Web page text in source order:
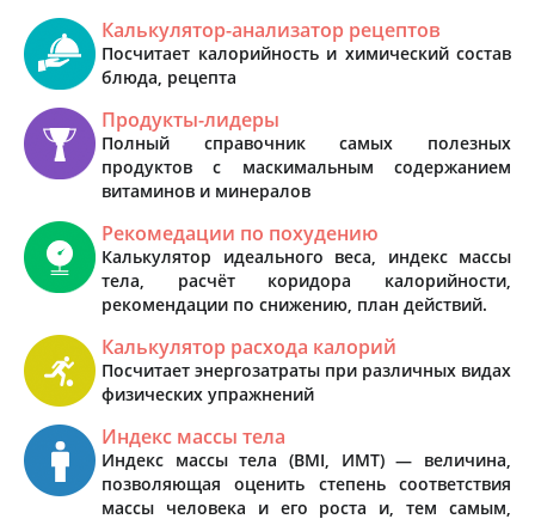
Калькулятор-анализатор рецептов
Посчитает калорийность и химический состав
блюда, рецепта
Продукты-лидеры
Полный справочник самых полезных
продуктов с маскимальным содержанием
витаминов и минералов
Рекомедации по похудению
Калькулятор идеального веса, индекс массы
тела, расчёт коридора калорийности,
рекомендации по снижению, план действий.
Калькулятор расхода калорий
Посчитает энергозатраты при различных видах
физических упражнений
Индекс массы тела
Индекс массы тела (BMI, ИМТ) — величина,
позволяющая оценить степень соответствия
массы человека и его роста и, тем самым,